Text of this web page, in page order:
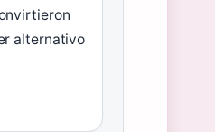
alternativo